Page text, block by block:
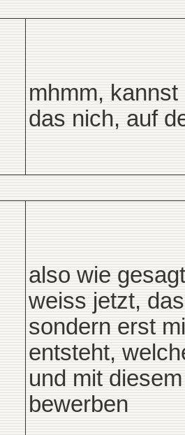
mhmm,
das nich, auf
also wie
weiss jetzt,
sondern erst
entsteht,
und mit
bewerben